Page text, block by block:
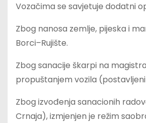
Vozačima se savjetuje dodatni
Zbog nanosa zemlje, pijeska i
Borci–Rujište.
Zbog sanacije škarpi na
propuštanjem vozila
Zbog izvođenja sanacionih
Crnaja), izmjenjen je režim